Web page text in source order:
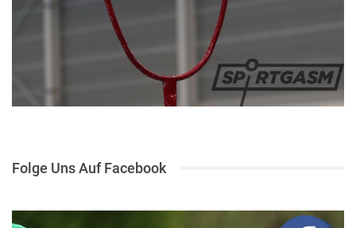
Folge Uns Auf Facebook